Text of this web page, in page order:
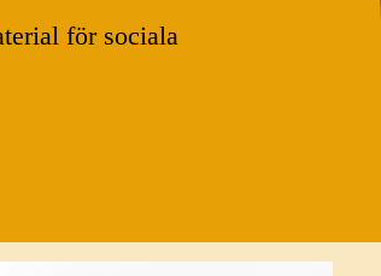
för sociala